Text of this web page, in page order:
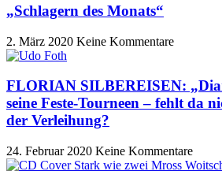
„Schlagern des Monats“
2. März 2020 Keine Kommentare
FLORIAN SILBEREISEN:
seine Feste-Tourneen – fehlt da
der Verleihung?
24. Februar 2020 Keine Kommentare